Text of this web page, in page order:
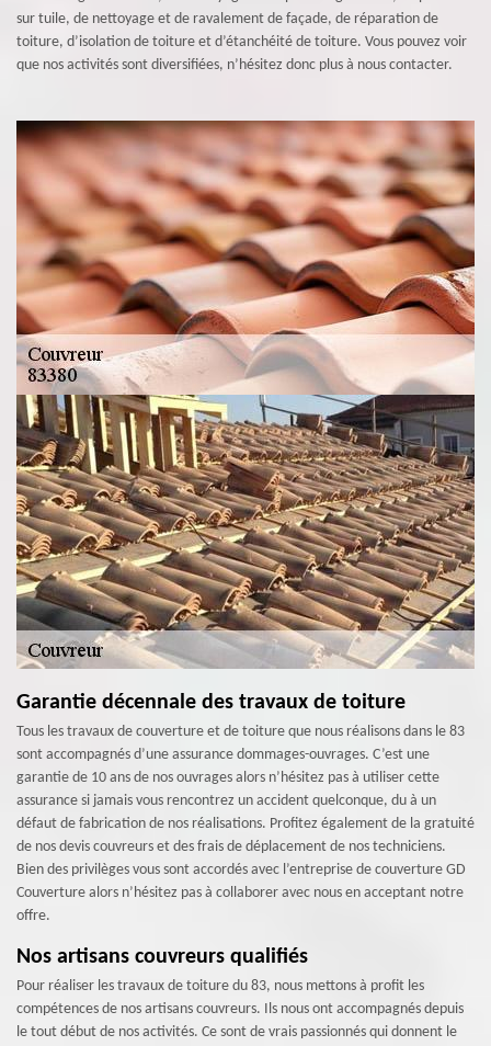
sur tuile, de nettoyage et de ravalement de façade, de réparation de
toiture, d’isolation de toiture et d’étanchéité de toiture. Vous pouvez voir
que nos activités sont diversifiées, n’hésitez donc plus à nous contacter.
Garantie décennale des travaux de toiture
Tous les travaux de couverture et de toiture que nous réalisons dans le 83
sont accompagnés d’une assurance dommages-ouvrages. C’est une
garantie de 10 ans de nos ouvrages alors n’hésitez pas à utiliser cette
assurance si jamais vous rencontrez un accident quelconque, du à un
défaut de fabrication de nos réalisations. Profitez également de la gratuité
de nos devis couvreurs et des frais de déplacement de nos techniciens.
Bien des privilèges vous sont accordés avec l’entreprise de couverture GD
Couverture alors n’hésitez pas à collaborer avec nous en acceptant notre
offre.
Nos artisans couvreurs qualifiés
Pour réaliser les travaux de toiture du 83, nous mettons à profit les
compétences de nos artisans couvreurs. Ils nous ont accompagnés depuis
le tout début de nos activités. Ce sont de vrais passionnés qui donnent le